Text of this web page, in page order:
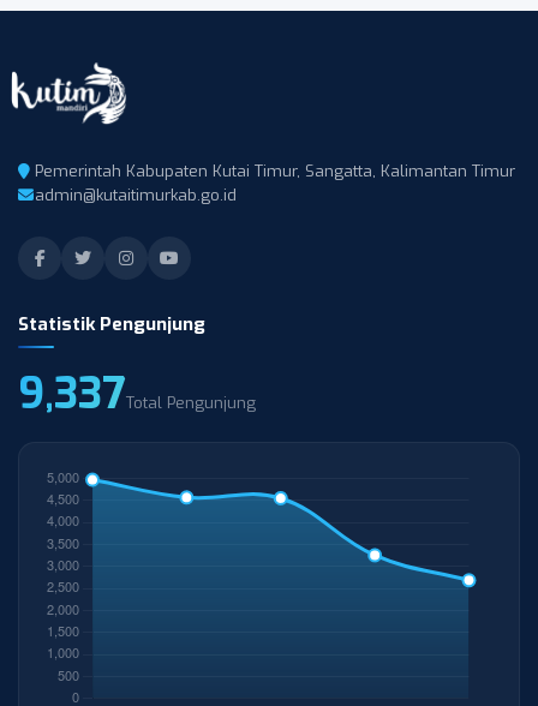
Pemerintah Kabupaten Kutai Timur, Sangatta, Kalimantan Timur
admin@kutaitimurkab.go.id
Statistik Pengunjung
9,337Total Pengunjung